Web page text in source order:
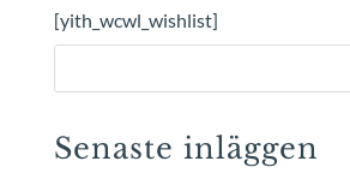
[yith_wcwl_wishlist]
Senaste inläggen